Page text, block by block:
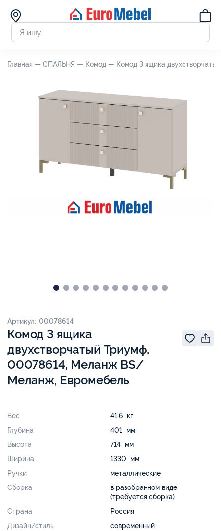
Главная — СПАЛЬНЯ — Комод — Комод 3 ящика
Комод 3 ящика
двухстворчатый Триумф,
00078614, Меланж BS/
Меланж, Евромебель
Артикул: 00078614
Вес
41.6 кг
Глубина
401 мм
Высота
714 мм
Ширина
1330 мм
Ручки
металлические
Сборка
в разобранном виде
(требуется сборка)
Страна
Россия
Дизайн/стиль
современный